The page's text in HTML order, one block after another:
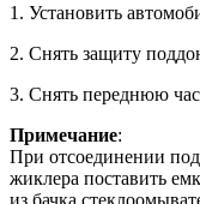
1. Установить
2. Снять защиту
3. Снять переднюю
Примечание:
При отсоединении
жиклера поставить
из бачка